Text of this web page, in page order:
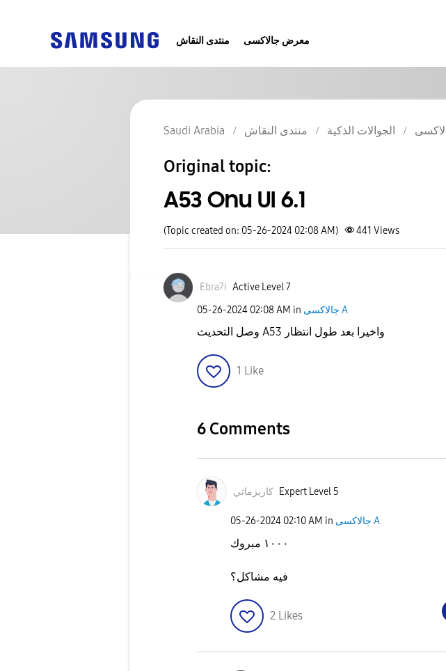
منتدى النقاش معرض جالاكسى
Saudi Arabia منتدى النقاش الجوالات الذكية
Original topic:
A53 Onu UI 6.1
(Topic created on: 05-26-2024 02:08 AM) 441 Views
Ebra7i Active Level 7
‎05-26-2024 02:08 AM in جالاكسى A
وصل التحديث A53 واخيرا بعد طول انتظار
1 Like
6 Comments
كاريزماتي Expert Level 5
‎05-26-2024 02:10 AM in جالاكسى A
١٠٠٠ مبروك
فيه مشاكل؟
2 Likes